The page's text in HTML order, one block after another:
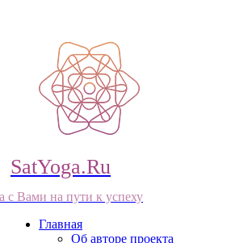
SatYoga.Ru
с Вами на пути к успеху
Главная
Об авторе проекта